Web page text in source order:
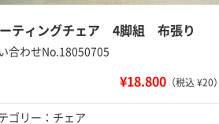
ティングチェア 4脚組 布張り
合わせNo.18050705
¥18.800 （税込 ¥20）
ゴリー：チェア